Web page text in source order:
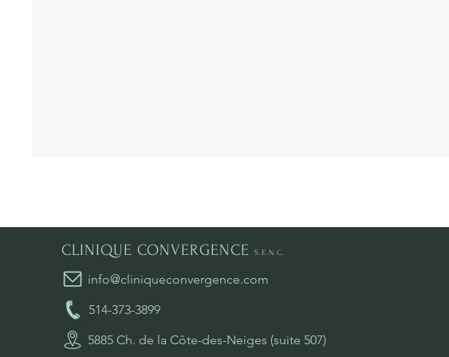
CLINIQUE CONVERGENCE S.E.N.C.
info@cliniqueconvergence.com
514-373-3899
5885 Ch. de la Côte-des-Neiges (suite 507)